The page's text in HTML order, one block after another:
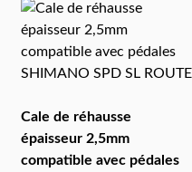
Cale de réhausse
épaisseur 2,5mm
compatible avec pédales